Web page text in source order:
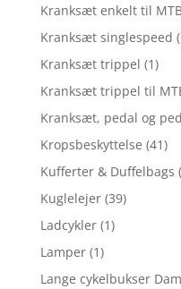
Kranksæt enkelt til
Kranksæt singlespeed
Kranksæt trippel (1)
Kranksæt trippel til
Kranksæt, pedal og
Kropsbeskyttelse (41)
Kufferter & Duffelbags
Kuglelejer (39)
Ladcykler (1)
Lamper (1)
Lange cykelbukser